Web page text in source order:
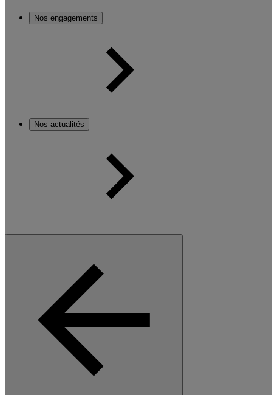
Nos engagements
Nos actualités